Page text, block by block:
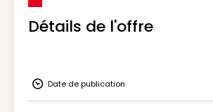
Détails de l'offre
Icon Date de publication
Date de publication